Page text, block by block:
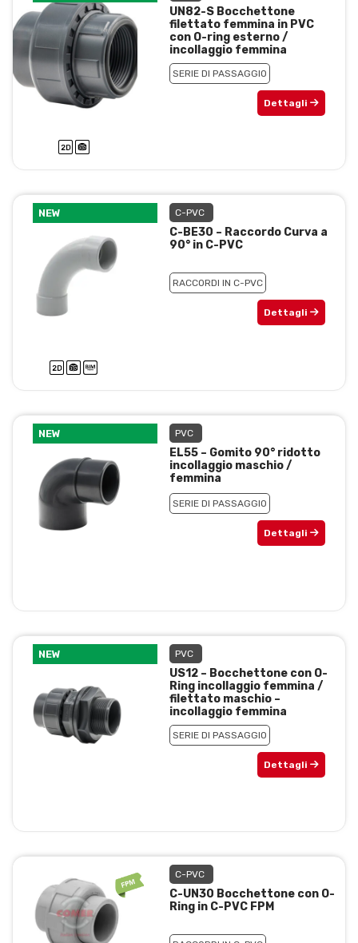
UN82-S Bocchettone
filettato femmina in PVC
con O-ring esterno /
incollaggio femmina
SERIE DI PASSAGGIO
Dettagli
NEW C-PVC
C-BE30 – Raccordo Curva a
90° in C-PVC
RACCORDI IN C-PVC
Dettagli
NEW PVC
EL55 – Gomito 90° ridotto
incollaggio maschio /
femmina
SERIE DI PASSAGGIO
Dettagli
NEW PVC
US12 – Bocchettone con O-
Ring incollaggio femmina /
filettato maschio –
incollaggio femmina
SERIE DI PASSAGGIO
Dettagli
C-PVC
C-UN30 Bocchettone con O-
Ring in C-PVC FPM